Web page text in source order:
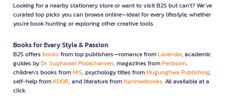
Looking for a nearby stationery store or want to visit B2S but can't? We’ve
curated top picks you can browse online—ideal for every lifestyle, whether
you're book hunting or exploring other creative tools.
Books for Every Style & Passion
B2S offers books from top publishers—romance fromLavender, academic
guides byDr. Suphawat Pookcharoen, magazines fromPenboon,
children’s books fromMIS, psychology titles fromMugunghwa Publishing,
self-help fromKOOB, and literature fromNanmeebooks. All available at a
click.